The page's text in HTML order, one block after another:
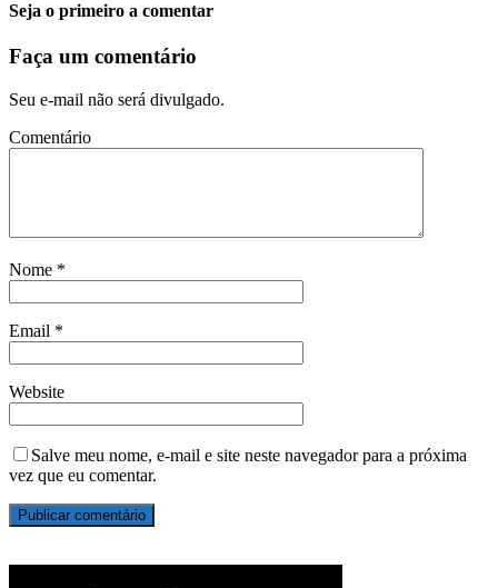
Seja o primeiro a comentar
Faça um comentário
Seu e-mail não será divulgado.
Comentário
Nome *
Email *
Website
Salve meu nome, e-mail e site neste navegador para a próxima
vez que eu comentar.